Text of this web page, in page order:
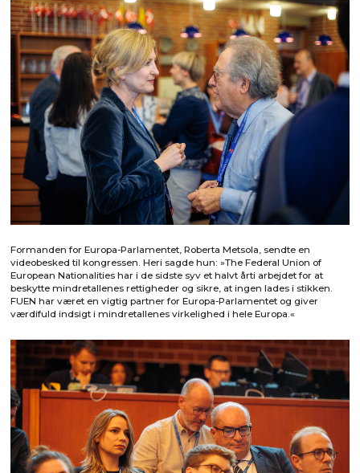
Formanden for Europa-Parlamentet, Roberta Metsola, sendte en
videobesked til kongressen. Heri sagde hun: »The Federal Union of
European Nationalities har i de sidste syv et halvt årti arbejdet for at
beskytte mindretallenes rettigheder og sikre, at ingen lades i stikken.
FUEN har været en vigtig partner for Europa-Parlamentet og giver
værdifuld indsigt i mindretallenes virkelighed i hele Europa.«